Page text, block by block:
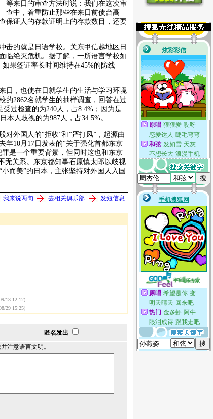
等来日的审查方法时说：我们在这次审
查中，着重防止那些在来日前债台高
保证人的存款证明上的存款数目，还要
的就是日语学校。关东甲信越地区日
临绝灭危机。据了解，一所语言学校如
果签证率长时间维持在45%的防线
，也使在日就学生的生活与学习环境
的2862名就学生的抽样调查，回答在过
过检查的为240人，占8.4%；因为是
本人歧视的为987人，占34.5%。
外国人的“拒收”和“严打风”，起源由
年10月17日发表的“关于强化首都东京
是一个重要背景，但同时这也和东京
无关系。东京都知事石原慎太郎以歧视
而美”的日本，主张坚持对外国人入国
我来说两句 去相关俱乐部 发短信息
13 12:12)
29 15:25)
匿名发出
注意语言文明。